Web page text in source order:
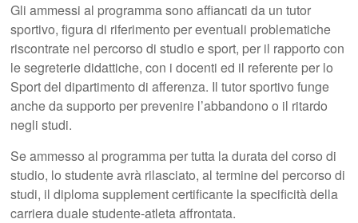
Gli ammessi al programma sono affiancati da un tutor
sportivo, figura di riferimento per eventuali problematiche
riscontrate nel percorso di studio e sport, per il rapporto con
le segreterie didattiche, con i docenti ed il referente per lo
Sport del dipartimento di afferenza. Il tutor sportivo funge
anche da supporto per prevenire l’abbandono o il ritardo
negli studi.
Se ammesso al programma per tutta la durata del corso di
studio, lo studente avrà rilasciato, al termine del percorso di
studi, il diploma supplement certificante la specificità della
carriera duale studente-atleta affrontata.